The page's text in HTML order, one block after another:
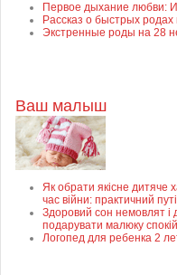
Первое дыхание любви:
Рассказ о быстрых
Экстренные роды на 28
Ваш малыш
Як обрати якісне дитяче
час війни: практичний
Здоровий сон немовлят і
подарувати малюку
Логопед для ребенка 2